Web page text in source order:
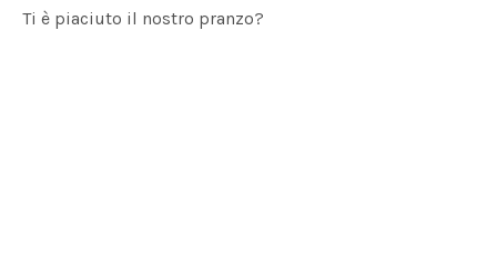
Ti è piaciuto il nostro pranzo?